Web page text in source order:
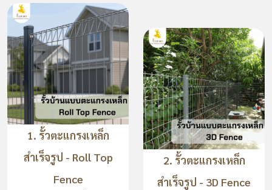
1. รั้วตะแกรงเหล็ก
สำเร็จรูป - Roll Top
Fence
2. รั้วตะแกรงเหล็ก
สำเร็จรูป - 3D Fence